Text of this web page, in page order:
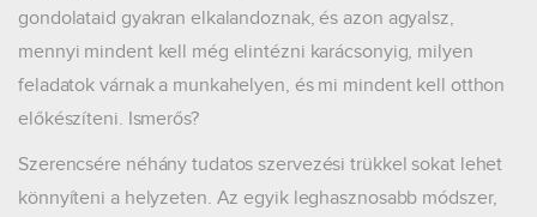
gondolataid gyakran elkalandoznak, és azon agyalsz,
mennyi mindent kell még elintézni karácsonyig, milyen
feladatok várnak a munkahelyen, és mi mindent kell otthon
előkészíteni. Ismerős?
Szerencsére néhány tudatos szervezési trükkel sokat lehet
könnyíteni a helyzeten. Az egyik leghasznosabb módszer,